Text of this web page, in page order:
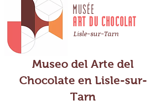
Museo del Arte del
Chocolate en Lisle-sur-
Tarn
Lisle-sur-Tarn
MUSÉE
ART DU CHOCOLAT